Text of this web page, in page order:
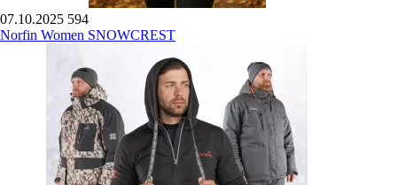
07.10.2025 594
Norfin Women SNOWCREST